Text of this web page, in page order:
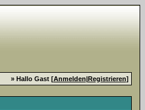
» Hallo Gast [Anmelden|Registrieren]